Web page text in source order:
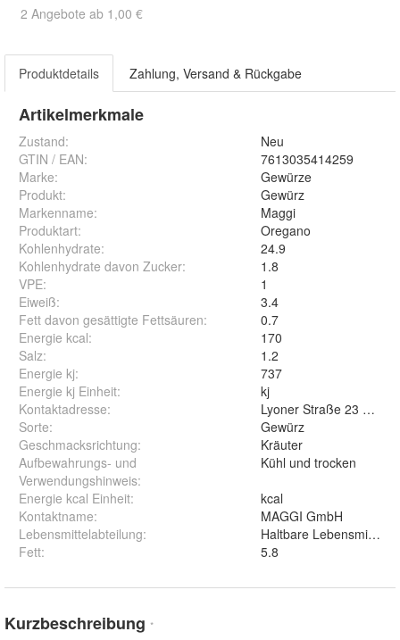
2 Angebote ab 1,00 €
Produktdetails Zahlung, Versand & Rückgabe
Artikelmerkmale
Zustand:
Neu
GTIN / EAN:
7613035414259
Marke:
Gewürze
Produkt:
Gewürz
Markenname:
Maggi
Produktart:
Oregano
Kohlenhydrate:
24.9
Kohlenhydrate davon Zucker:
1.8
VPE:
1
Eiweiß:
3.4
Fett davon gesättigte Fettsäuren:
0.7
Energie kcal:
170
Salz:
1.2
Energie kj:
737
Energie kj Einheit:
kj
Kontaktadresse:
Lyoner Straße 23
Sorte:
Gewürz
Geschmacksrichtung:
Kräuter
Aufbewahrungs- und
Verwendungshinweis:
Kühl und trocken
Energie kcal Einheit:
kcal
Kontaktname:
MAGGI GmbH
Lebensmittelabteilung:
Haltbare Lebensmittel
Fett: 5.8
Kurzbeschreibung *